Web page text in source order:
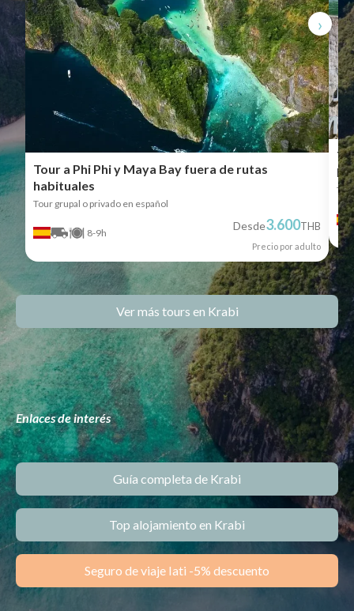
Tour a Phi Phi y Maya Bay fuera de rutas
habituales
Tour grupal o privado en español
8-9h
Desde3.600THB
Precio por adulto
›
Ver más tours en Krabi
Enlaces de interés
Guía completa de Krabi
Top alojamiento en Krabi
Seguro de viaje Iati -5% descuento